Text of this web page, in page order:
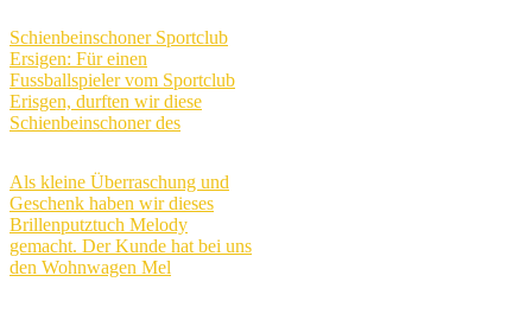
Schienbeinschoner Sportclub
Ersigen: Für einen
Fussballspieler vom Sportclub
Erisgen, durften wir diese
Schienbeinschoner des
Als kleine Überraschung und
Geschenk haben wir dieses
Brillenputztuch Melody
gemacht. Der Kunde hat bei uns
den Wohnwagen Mel